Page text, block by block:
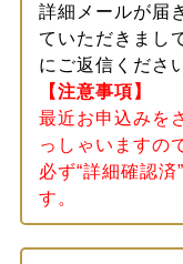
詳細メールが届
ていただきまし
にご返信くださ
【注意事項】
最近お申込みを
っしゃいますの
必ず“詳細確認
す。